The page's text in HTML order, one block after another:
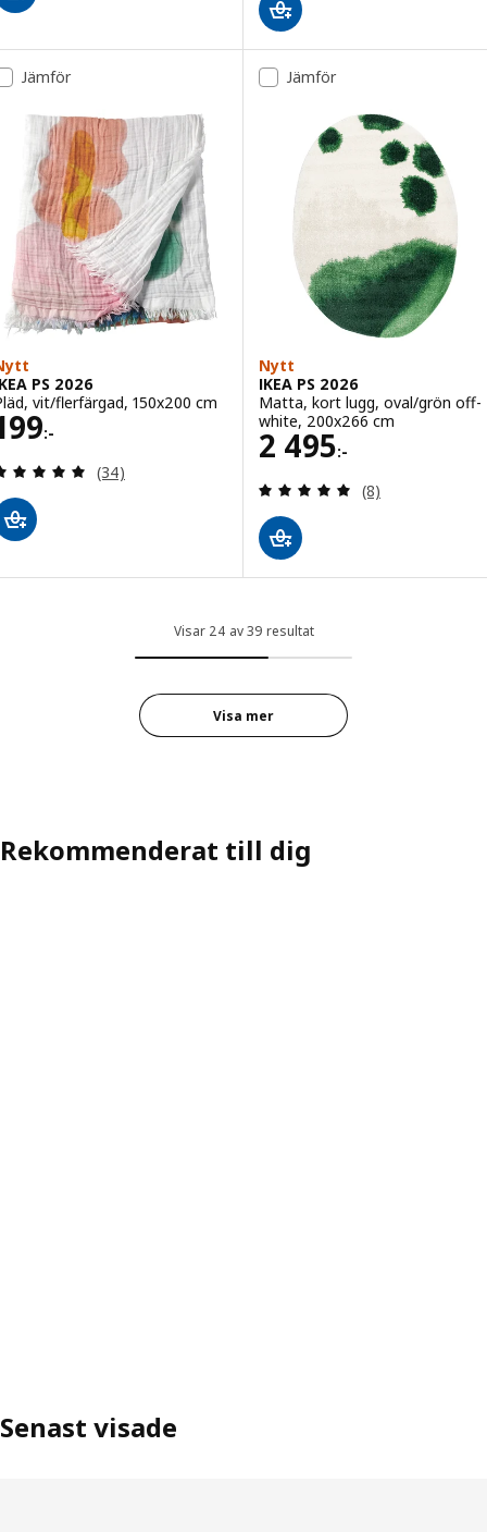
Jämför
PS 2026
vit/flerfärgad, 150x200 cm
:-
199:-
Recensera: 4.9 utav 5 stjärnor. Totalt antal
(34)
Jämför
Nytt
IKEA PS 2026
Matta, kort lugg, oval/grön off-
white, 200x266 cm
2 495:-
Pris 2495:-
Recensera:
(8)
Visar 24 av 39 resultat
Visa mer
Rekommenderat till dig
Senast visade